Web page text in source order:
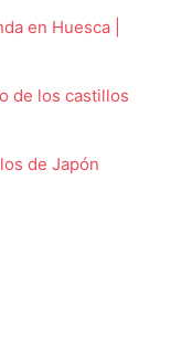
en Huesca |
de los castillos
de Japón